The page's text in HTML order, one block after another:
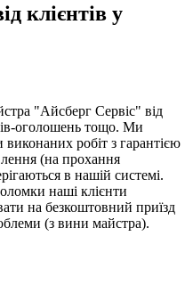
клієнтів у
"Айсберг Сервіс" від
оголошень тощо. Ми
робіт з гарантією
(на прохання
в нашій системі.
наші клієнти
на безкоштовний приїзд
(з вини майстра).